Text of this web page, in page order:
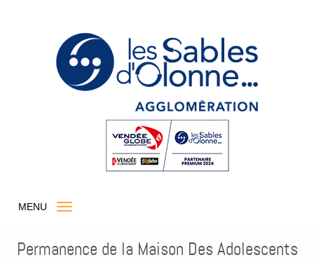
MENU
Permanence de la Maison Des Adolescents